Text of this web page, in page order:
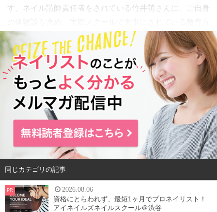
す。ネイル講師責任者をされている竹井萌さんに、ご自身
針や、実際の生徒さんたちの様子など幅広くお聞きしてき
ました。
スクールの主な特徴
JNA認定校 フリータイム制あり
少人数制あり 検定合格保証
教材,材料貸出し 託児所完備
就職サポート 独立,開業支援
サロン併設
同じカテゴリの記事
PR 2026.08.06
資格にとらわれず、最短1ヶ月でプロネイリスト！
アイネイルズネイルスクール＠渋谷